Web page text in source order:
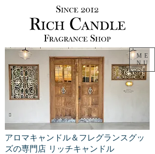
アロマキャンドル＆フレグランスグッ
ズの専門店 リッチキャンドル
ME
NU